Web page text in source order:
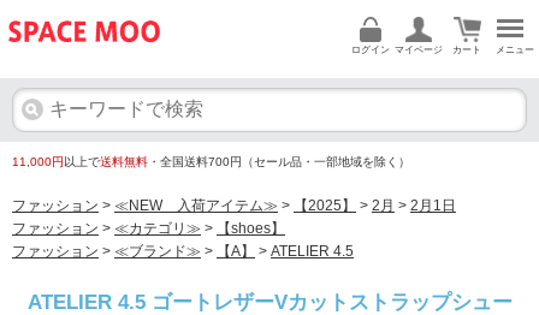
メニュー
カート
マイページ
ログイン
11,000円 以上で送料無料 ・全国送料700円（セール品・一部地域を除く）
ファッション > ≪NEW 入荷アイテム≫ > 【2025】 > 2月 > 2月1日
ファッション > ≪カテゴリ≫ >
【shoes】
ファッション > ≪ブランド≫ > 【A】 > ATELIER 4.5
ATELIER 4.5 ゴートレザーVカットストラップシュー